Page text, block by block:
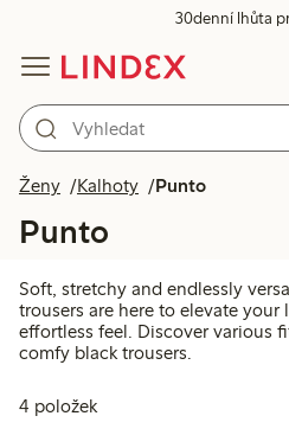
30denní lhůta
Ženy Kalhoty Punto
Punto
Soft, stretchy and endlessly
trousers are here to elevate
effortless feel. Discover various
comfy black trousers.
4 položek